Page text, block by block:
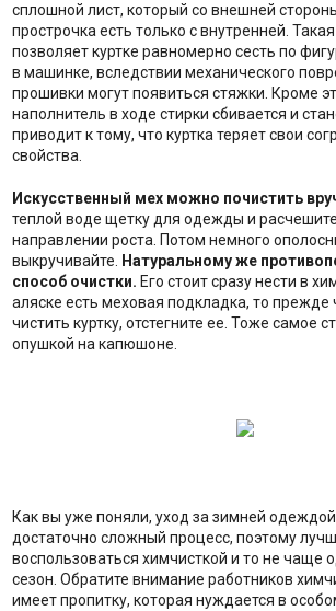
сплошной лист, который со внешней
прострочка есть только с внутренней.
позволяет куртке равномерно сесть по
в машинке, вследствии механического
прошивки могут появиться стяжки. Кроме
наполнитель в ходе стирки сбивается и
приводит к тому, что куртка теряет свои
свойства.
Искусственный мех можно почистить
теплой воде щетку для одежды и
направлении роста. Потом немного
выкручивайте.
Натуральному же
способ очистки. Его стоит сразу нести в
аляске есть меховая подкладка, то прежде
чистить куртку, отстегните ее. Тоже самое
опушкой на капюшоне.
Как вы уже поняли, уход за зимней одеждой
достаточно сложный процесс, поэтому
воспользоваться химчисткой и то не чаще
сезон. Обратите внимание работников
имеет пропитку, которая нуждается в